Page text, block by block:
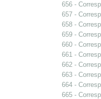
656 -
657 -
658 -
659 -
660 -
661 -
662 -
663 -
664 -
665 -